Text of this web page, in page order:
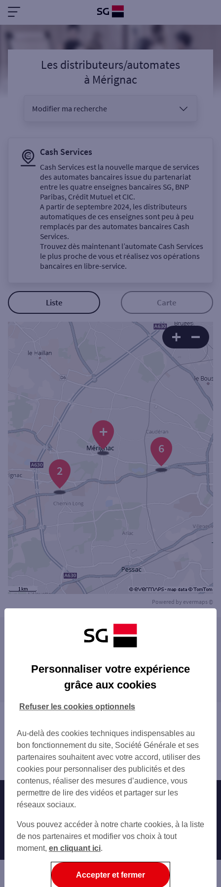
Les distributeurs/automates
à Mérignac
Modifier ma recherche
Sélectionnez votre recherche
Un service
Autour de moi
Ville / Code postal
Rechercher
Cash Services
Cash Services est la nouvelle marque de services
des automates bancaires issue du partenariat
entre les quatre enseignes bancaires SG, BNP
Paribas, Crédit Mutuel et CIC.
A partir de septembre 2024, les distributeurs
automatiques de ces enseignes sont peu à peu
remplacés par des automates bancaires Cash
Services.
Trouvez dès maintenant l’automate Cash Services
le plus proche de vous et réalisez vos opérations
bancaires en libre-service.
Liste Carte
6
+
2
Powered by evermaps ©
Les distributeurs/automates dans les villes à
LE BOUSCAT
TALENCE
BLANQUEFORT
SAINT-MÉDARD-EN-JALLES
GRADIGNAN
BÈGLES
FLOIRAC
CENON
LORMONT
CESTAS
AMBARÈS-ET-LAGRAVE
SAINT-ANDRÉ-DE-CUBZAC
Les distributeurs/automates dans les
départements limitrophes
24 DORDOGNE
47 LOT-ET-GARONNE
Gironde
Nos engagements Nous contacter
Autres sites SG
Professionnels
Entreprises
Associations
Personnaliser votre expérience
grâce aux cookies
Au-delà des cookies techniques indispensables au
bon fonctionnement du site, Société Générale et ses
partenaires souhaitent avec votre accord, utiliser des
cookies pour personnaliser des publicités et des
contenus, réaliser des mesures d’audience, vous
permettre de lire des vidéos et partager sur les
réseaux sociaux.
Vous pouvez accéder à notre charte cookies, à la liste
de nos partenaires et modifier vos choix à tout
moment, en cliquant ici.
Refuser les cookies optionnels
Accepter et fermer